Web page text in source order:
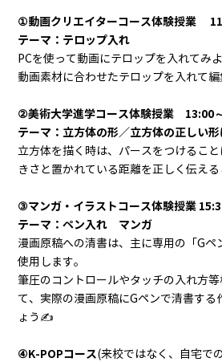
①動画クリエイターコース体験授業
テーマ：テロップ入れ
PCを使って動画にテロップを入れてみよ
動画素材に合わせたテロップを入れて
②美術大学進学コース体験授業 13:00
テーマ：立方体の形／立方体の正しい
立方体を描く時は、パースをつけるこ
きさと置かれている距離を正しく伝え
③マンガ・イラストコース体験授業
テーマ：ペン入れ マンガ
漫画原稿への清書は、主に専用の「Gペ
使用します。
筆圧のコントロールやタッチの入れ方
て、実際の漫画原稿にGペンで清書する
ょう✍
④K-POPコース(来校ではなく、自宅で